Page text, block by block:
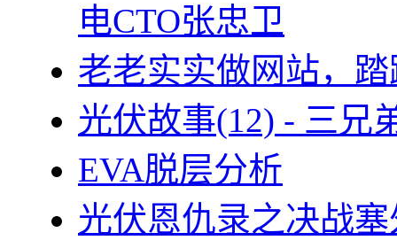
电CTO张忠卫
老老实实做网站，
光伏故事(12) - 三兄
EVA脱层分析
光伏恩仇录之决战